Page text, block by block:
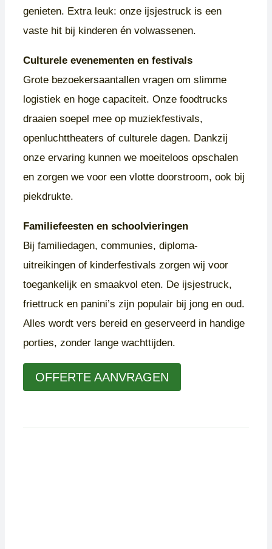
genieten. Extra leuk: onze ijsjestruck is een
vaste hit bij kinderen én volwassenen.
Culturele evenementen en festivals
Grote bezoekersaantallen vragen om slimme
logistiek en hoge capaciteit. Onze foodtrucks
draaien soepel mee op muziekfestivals,
openluchttheaters of culturele dagen. Dankzij
onze ervaring kunnen we moeiteloos opschalen
en zorgen we voor een vlotte doorstroom, ook bij
piekdrukte.
Familiefeesten en schoolvieringen
Bij familiedagen, communies, diploma-
uitreikingen of kinderfestivals zorgen wij voor
toegankelijk en smaakvol eten. De ijsjestruck,
friettruck en panini’s zijn populair bij jong en oud.
Alles wordt vers bereid en geserveerd in handige
porties, zonder lange wachttijden.
OFFERTE AANVRAGEN